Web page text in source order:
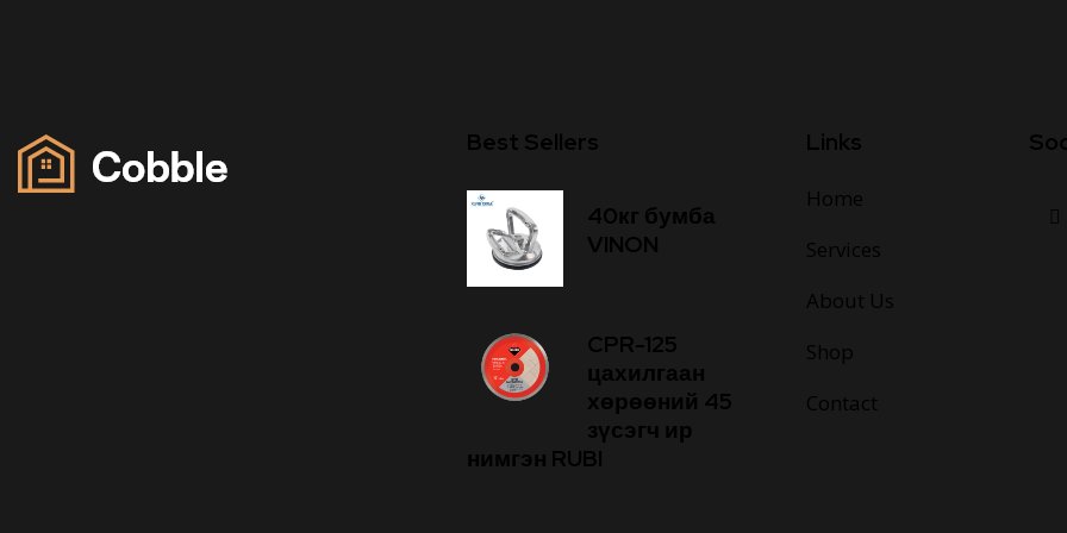
Best Sellers
40кг бумба
VINON
CPR-125
цахилгаан
хөрөөний 45
зүсэгч ир
нимгэн RUBI
Links
Home
Services
About Us
Shop
Contact